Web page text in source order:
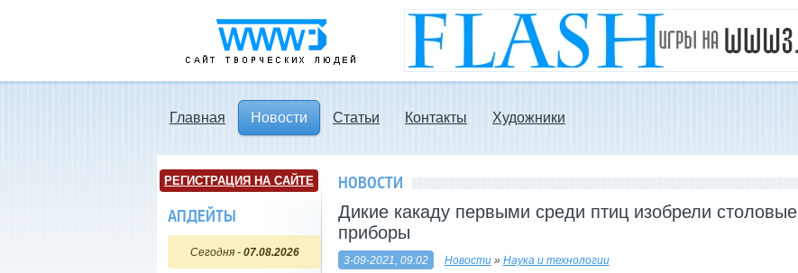
www3.ru - Сайт
творческих людей
Главная Новости Статьи Контакты Художники
НОВОСТИ
Дикие какаду первыми среди птиц изобрели столовые
приборы
3-09-2021, 09:02 Новости» Наука и технологии
РЕГИСТРАЦИЯ НА САЙТЕ
АПДЕЙТЫ
Сегодня - 07.08.2026